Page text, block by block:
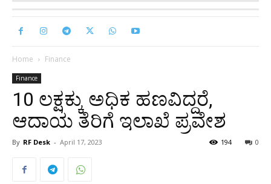
Home Finance
Finance
10 ಲಕ್ಷಕ್ಕು ಅಧಿಕ ಹಣವಿದ್ದರೆ,
ಆದಾಯ ತೆರಿಗೆ ಇಲಾಖೆ ಪ್ರವೇಶ
By RF Desk - April 17, 2023 0
194